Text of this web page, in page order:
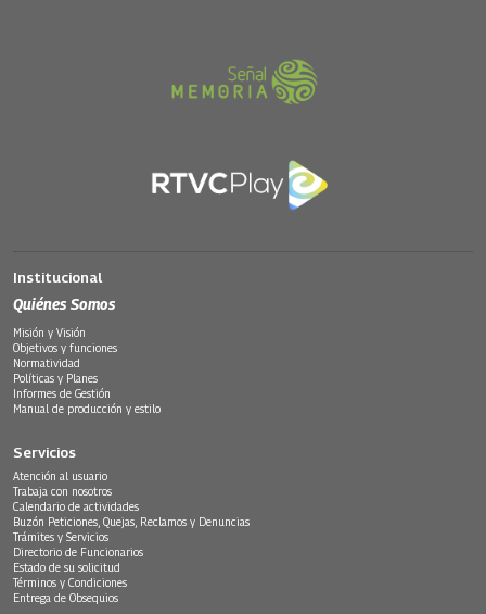
Institucional
Quiénes Somos
Misión y Visión
Objetivos y funciones
Normatividad
Políticas y Planes
Informes de Gestión
Manual de producción y estilo
Servicios
Atención al usuario
Trabaja con nosotros
Calendario de actividades
Buzón Peticiones, Quejas, Reclamos y Denuncias
Trámites y Servicios
Directorio de Funcionarios
Estado de su solicitud
Términos y Condiciones
Entrega de Obsequios